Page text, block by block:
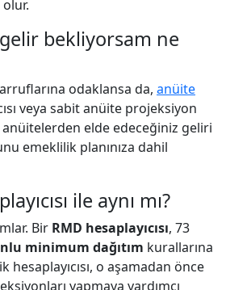
olur.
bekliyorsam ne
odaklansa da, anüite
veya sabit anüite projeksiyon
elde edeceğiniz geliri
emeklilik planınıza dahil
ile aynı mı?
Bir RMD hesaplayıcısı, 73
minimum dağıtım kurallarına
hesaplayıcısı, o aşamadan önce
yapmaya yardımcı